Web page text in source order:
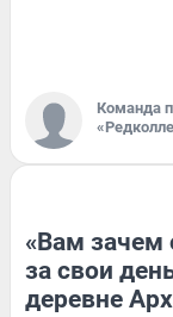
Команда
«Вам зачем
за свои
деревне